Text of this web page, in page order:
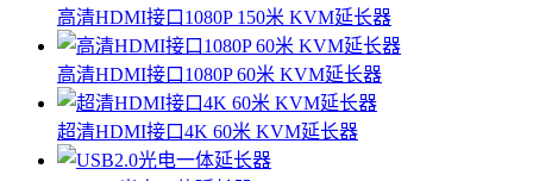
高清HDMI接口1080P 150米 KVM延长器
高清HDMI接口1080P 60米 KVM延长器
超清HDMI接口4K 60米 KVM延长器